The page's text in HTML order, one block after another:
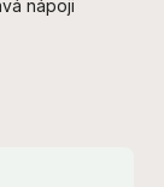
nápoji